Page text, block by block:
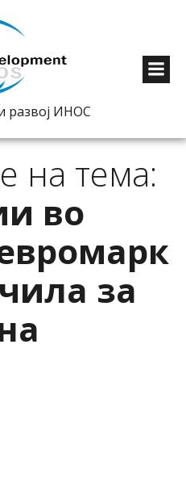
развој ИНОС
на тема:
во
за